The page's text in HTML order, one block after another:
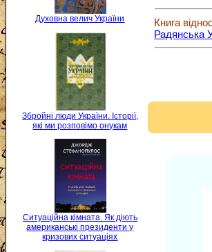
Духовна велич України
Збройні люди України. Історії,
які ми розповімо онукам
Ситуаційна кімната. Як діють
американські президенти у
кризових ситуаціях
Книга
Радянська